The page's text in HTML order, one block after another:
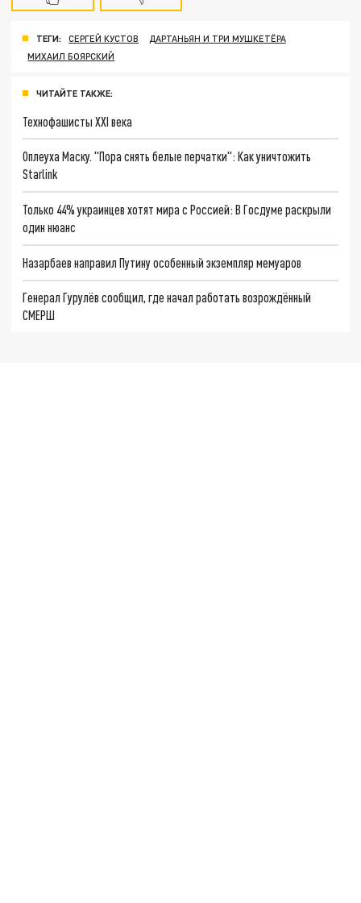
ТЕГИ: СЕРГЕЙ КУСТОВ
ДАРТАНЬЯН И ТРИ МУШКЕТЁРА
МИХАИЛ БОЯРСКИЙ
ЧИТАЙТЕ ТАКЖЕ:
Технофашисты XXI века
Оплеуха Маску. "Пора снять белые перчатки": Как уничтожить
Starlink
Только 44% украинцев хотят мира с Россией: В Госдуме раскрыли
один нюанс
Назарбаев направил Путину особенный экземпляр мемуаров
Генерал Гурулёв сообщил, где начал работать возрождённый
СМЕРШ